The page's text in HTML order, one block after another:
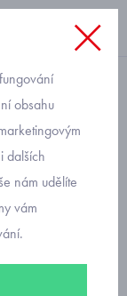
69
obsahu
i dalších
nám udělíte
vám